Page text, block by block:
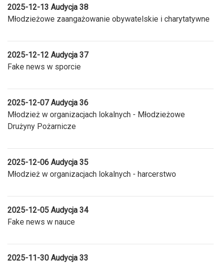
2025-12-13 Audycja 38
Młodzieżowe zaangażowanie obywatelskie i charytatywne
2025-12-12 Audycja 37
Fake news w sporcie
2025-12-07 Audycja 36
Młodzież w organizacjach lokalnych - Młodzieżowe
Drużyny Pożarnicze
2025-12-06 Audycja 35
Młodzież w organizacjach lokalnych - harcerstwo
2025-12-05 Audycja 34
Fake news w nauce
2025-11-30 Audycja 33